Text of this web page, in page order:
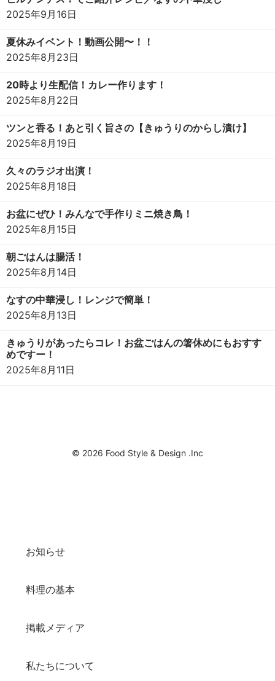
2025年9月16日
夏休みイベント！動画公開〜！！
2025年8月23日
20時より生配信！カレー作ります！
2025年8月22日
ツンと香る！あと引く旨さの【きゅうりのからし漬け】
2025年8月19日
久々のラジオ出演！
2025年8月18日
お盆にぜひ！みんなで手作りミニ焼き鳥！
2025年8月15日
朝ごはんは腸活！
2025年8月14日
なすの中華浸し！レンジで簡単！
2025年8月13日
きゅうりがあったらコレ！お盆ごはんの箸休めにもおすす
めですー！
2025年8月11日
© 2026 Food Style & Design .Inc
お知らせ
料理の基本
掲載メディア
私たちについて